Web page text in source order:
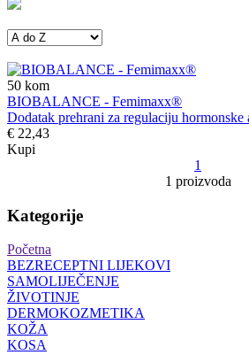
50 kom
BIOBALANCE - Femimaxx®
Dodatak prehrani za regulaciju
€ 22,43
Kupi
1
1 proizvoda
Kategorije
Početna
BEZRECEPTNI LIJEKOVI
SAMOLIJEČENJE
ŽIVOTINJE
DERMOKOZMETIKA
KOŽA
KOSA